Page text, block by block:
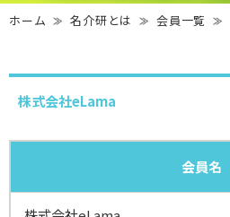
ホーム 名介研とは 会員一覧
株式会社eLama
会員名